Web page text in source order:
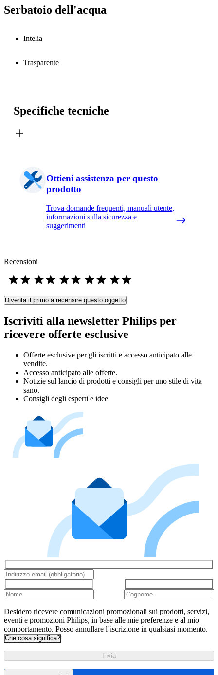
Serbatoio dell'acqua
Intelia
Trasparente
Specifiche tecniche
Ottieni assistenza per questo
prodotto
Trova domande frequenti, manuali utente,
informazioni sulla sicurezza e
suggerimenti
Recensioni
Diventa il primo a recensire questo oggetto
Iscriviti alla newsletter Philips per
ricevere offerte esclusive
Offerte esclusive per gli iscritti e accesso anticipato alle
vendite.
Accesso anticipato alle offerte.
Notizie sul lancio di prodotti e consigli per uno stile di vita
sano.
Consigli degli esperti e idee
Desidero ricevere comunicazioni promozionali sui prodotti, servizi,
eventi e promozioni Philips, in base alle mie preferenze e al mio
comportamento. Posso annullare l’iscrizione in qualsiasi momento.
Che cosa significa?
Invia